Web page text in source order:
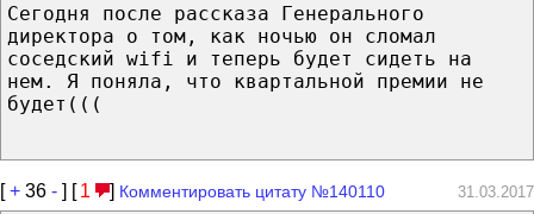
Сегодня после рассказа Генерального
директора о том, как ночью он сломал
соседский wifi и теперь будет сидеть на
нем. Я поняла, что квартальной премии не
будет(((
[+ 36 - ] [ 1 ] Комментировать цитату №140110 31.03.2017